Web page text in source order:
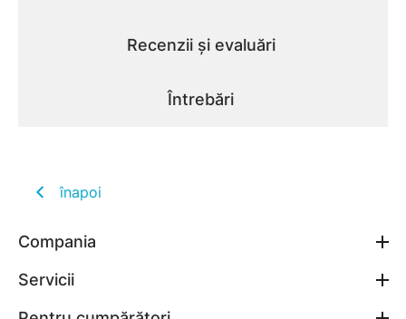
Recenzii și evaluări
Întrebări
înapoi
Compania
Servicii